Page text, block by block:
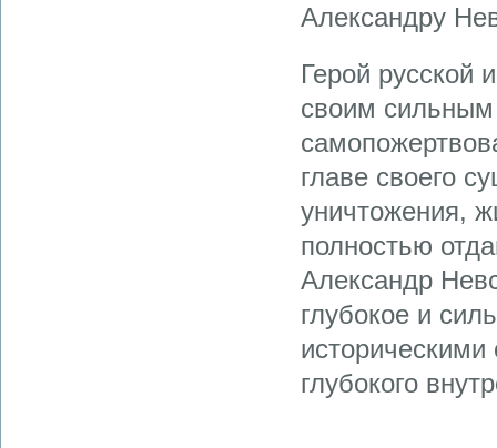
Александру
Герой русской
своим
главе своего
уничтожения,
полностью
Александр
глубокое и
глубокого